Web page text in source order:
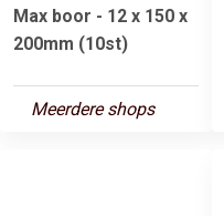
Max boor - 12 x 150 x
200mm (10st)
Meerdere shops